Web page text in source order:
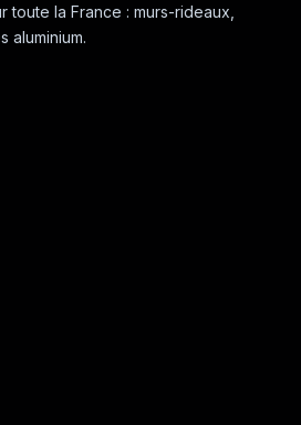
toute la France : murs-rideaux,
aluminium.